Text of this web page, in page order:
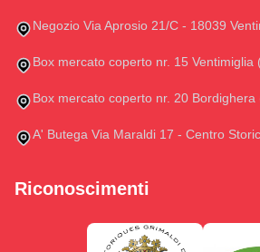
Negozio Via Aprosio 21/C - 18039
Box mercato coperto nr. 15 Ventimiglia
Box mercato coperto nr. 20 Bordighera
A' Butega Via Maraldi 17 - Centro
Riconoscimenti